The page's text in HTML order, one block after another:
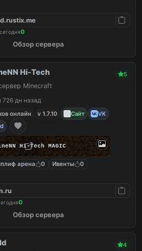
сегодня0
Обзор сервера
Hi-Tech 5
Minecraft
726 дн назад
онлайн
v 1.7.10 Сайт
VK
Hi-Tech MAGIC
арена 0 Ивенты
0
0
Обзор сервера
4